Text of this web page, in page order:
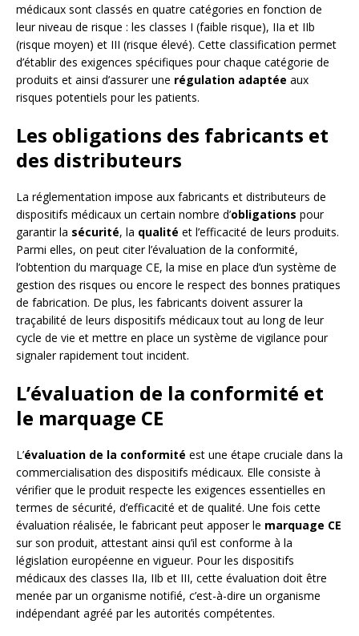
médicaux sont classés en quatre catégories en fonction de
leur niveau de risque : les classes I (faible risque), IIa et IIb
(risque moyen) et III (risque élevé). Cette classification permet
d’établir des exigences spécifiques pour chaque catégorie de
produits et ainsi d’assurer une régulation adaptée aux
risques potentiels pour les patients.
Les obligations des fabricants et
des distributeurs
La réglementation impose aux fabricants et distributeurs de
dispositifs médicaux un certain nombre d’obligations pour
garantir la sécurité, la qualité et l’efficacité de leurs produits.
Parmi elles, on peut citer l’évaluation de la conformité,
l’obtention du marquage CE, la mise en place d’un système de
gestion des risques ou encore le respect des bonnes pratiques
de fabrication. De plus, les fabricants doivent assurer la
traçabilité de leurs dispositifs médicaux tout au long de leur
cycle de vie et mettre en place un système de vigilance pour
signaler rapidement tout incident.
L’évaluation de la conformité et
le marquage CE
L’évaluation de la conformité est une étape cruciale dans la
commercialisation des dispositifs médicaux. Elle consiste à
vérifier que le produit respecte les exigences essentielles en
termes de sécurité, d’efficacité et de qualité. Une fois cette
évaluation réalisée, le fabricant peut apposer le marquage CE
sur son produit, attestant ainsi qu’il est conforme à la
législation européenne en vigueur. Pour les dispositifs
médicaux des classes IIa, IIb et III, cette évaluation doit être
menée par un organisme notifié, c’est-à-dire un organisme
indépendant agréé par les autorités compétentes.